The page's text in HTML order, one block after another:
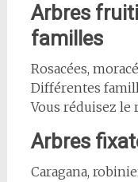
Arbres
familles
Rosacées,
Différentes
Vous réduisez le
Arbres
Caragana,